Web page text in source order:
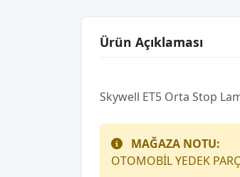
Ürün Açıklaması
Skywell ET5 Orta Stop
MAĞAZA NOTU:
OTOMOBİL YEDEK